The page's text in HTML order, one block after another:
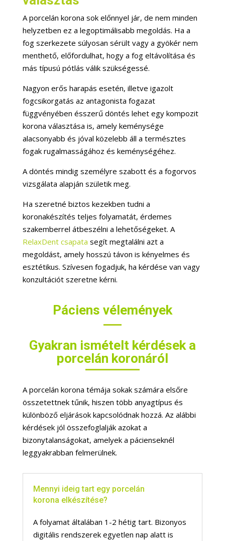
A porcelán korona sok előnnyel jár, de nem minden
helyzetben ez a legoptimálisabb megoldás. Ha a
fog szerkezete súlyosan sérült vagy a gyökér nem
menthető, előfordulhat, hogy a fog eltávolítása és
más típusú pótlás válik szükségessé.
Nagyon erős harapás esetén, illetve igazolt
fogcsikorgatás az antagonista fogazat
függvényében ésszerű döntés lehet egy kompozit
korona választása is, amely keménysége
alacsonyabb és jóval közelebb áll a természtes
fogak rugalmasságához és keménységéhez.
A döntés mindig személyre szabott és a fogorvos
vizsgálata alapján születik meg.
Ha szeretné biztos kezekben tudni a
koronakészítés teljes folyamatát, érdemes
szakemberrel átbeszélni a lehetőségeket. A
RelaxDent csapata segít megtalálni azt a
megoldást, amely hosszú távon is kényelmes és
esztétikus. Szívesen fogadjuk, ha kérdése van vagy
konzultációt szeretne kérni.
Páciens vélemények
Gyakran ismételt kérdések a
porcelán koronáról
A porcelán korona témája sokak számára elsőre
összetettnek tűnik, hiszen több anyagtípus és
különböző eljárások kapcsolódnak hozzá. Az alábbi
kérdések jól összefoglalják azokat a
bizonytalanságokat, amelyek a pácienseknél
leggyakrabban felmerülnek.
Mennyi ideig tart egy porcelán
korona elkészítése?
A folyamat általában 1-2 hétig tart. Bizonyos
digitális rendszerek egyetlen nap alatt is